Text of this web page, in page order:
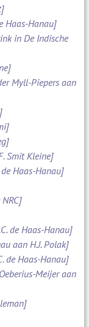
Haas-Hanau]
in De Indische
Myll-Piepers aan
Smit Kleine]
Haas-Hanau]
de Haas-Hanau]
aan H.J. Polak]
de Haas-Hanau]
Meijer aan